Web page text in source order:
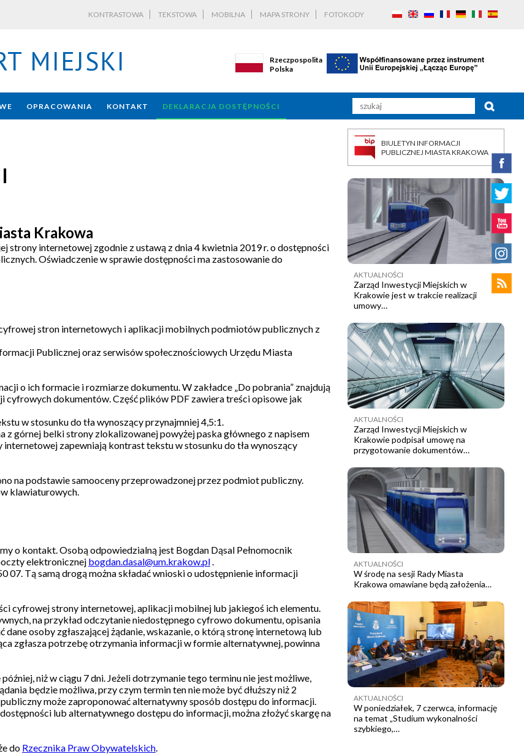
KONTRASTOWA TEKSTOWA MOBILNA MAPA STRONY FOTOKODY
MIEJSKI
Rzeczpospolita
Polska
OPRACOWANIA KONTAKT DEKLARACJA DOSTĘPNOŚCI
Krakowa
strony internetowej zgodnie z ustawą z dnia 4 kwietnia 2019 r. o dostępności
Oświadczenie w sprawie dostępności ma zastosowanie do
stron internetowych i aplikacji mobilnych podmiotów publicznych z
Publicznej oraz serwisów społecznościowych Urzędu Miasta
o ich formacie i rozmiarze dokumentu. W zakładce „Do pobrania” znajdują
cyfrowych dokumentów. Część plików PDF zawiera treści opisowe jak
w stosunku do tła wynoszący przynajmniej 4,5:1.
górnej belki strony zlokalizowanej powyżej paska głównego z napisem
zapewniają kontrast tekstu w stosunku do tła wynoszący
na podstawie samooceny przeprowadzonej przez podmiot publiczny.
klawiaturowych.
o kontakt. Osobą odpowiedzialną jest Bogdan Dąsal Pełnomocnik
elektronicznej bogdan.dasal@um.krakow.pl.
Tą samą drogą można składać wnioski o udostępnienie informacji
cyfrowej strony internetowej, aplikacji mobilnej lub jakiegoś ich elementu.
na przykład odczytanie niedostępnego cyfrowo dokumentu, opisania
osoby zgłaszającej żądanie, wskazanie, o którą stronę internetową lub
zgłasza potrzebę otrzymania informacji w formie alternatywnej, powinna
niż w ciągu 7 dni. Jeżeli dotrzymanie tego terminu nie jest możliwe,
będzie możliwa, przy czym termin ten nie może być dłuższy niż 2
może zaproponować alternatywny sposób dostępu do informacji.
lub alternatywnego dostępu do informacji, można złożyć skargę na
do Rzecznika Praw Obywatelskich.
BIULETYN INFORMACJI
PUBLICZNEJ MIASTA KRAKOWA
AKTUALNOŚCI
Zarząd Inwestycji Miejskich w
Krakowie jest w trakcie realizacji
umowy…
AKTUALNOŚCI
Zarząd Inwestycji Miejskich w
Krakowie podpisał umowę na
przygotowanie dokumentów…
AKTUALNOŚCI
W środę na sesji Rady Miasta
Krakowa omawiane będą założenia…
AKTUALNOŚCI
W poniedziałek, 7 czerwca, informację
na temat „Studium wykonalności
szybkiego,…